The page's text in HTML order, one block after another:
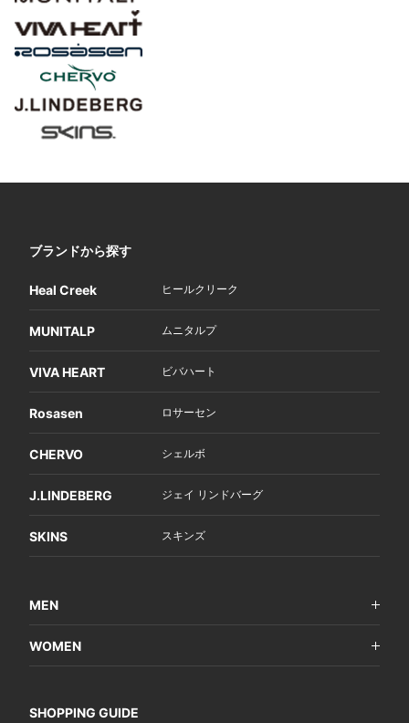
ブランドから探す
Heal Creek ヒールクリーク
MUNITALP ムニタルプ
VIVA HEART ビバハート
Rosasen ロサーセン
CHERVO シェルボ
J.LINDEBERG ジェイ リンドバーグ
SKINS スキンズ
MEN
WOMEN
SHOPPING GUIDE